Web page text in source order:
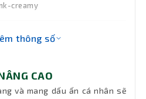
creamy
thông số
CAO
và mang dấu ấn cá nhân sẽ